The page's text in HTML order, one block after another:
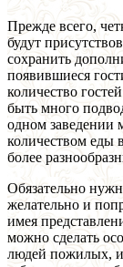
Прежде всего,
будут
сохранить
появившиеся
количество
быть много
одном заведении
количеством еды
более
Обязательно
желательно и
имея
можно сделать
людей пожилых,